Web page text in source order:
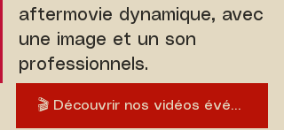
aftermovie dynamique, avec
une image et un son
professionnels.
🎬 Découvrir nos vidéos événementielles